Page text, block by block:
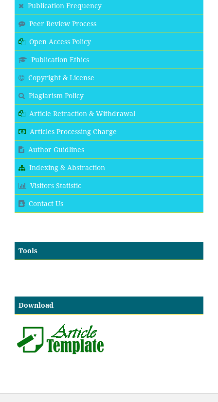
Publication Frequency
Peer Review Process
Open Access Policy
Publication Ethics
Copyright & License
Plagiarism Policy
Article Retraction & Withdrawal
Articles Processing Charge
Author Guidlines
Indexing & Abstraction
Visitors Statistic
Contact Us
Tools
Download